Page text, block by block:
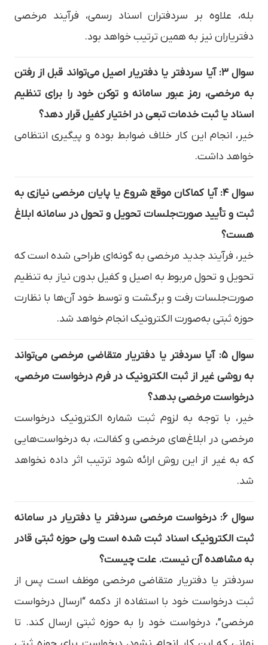
بله، علاوه بر سردفتران اسناد رسمی، فرآیند مرخصی
دفتریاران نیز به همین ترتیب خواهد بود.
سوال ۳: آیا سردفتر یا دفتریار اصیل می‌تواند قبل از رفتن
به مرخصی، رمز عبور سامانه و توکن خود را برای تنظیم
اسناد یا ثبت خدمات تبعی در اختیار کفیل قرار دهد؟
خیر، انجام این کار خلاف ضوابط بوده و پیگیری انتظامی
خواهد داشت.
سوال ۴: آیا کماکان موقع شروع یا پایان مرخصی نیازی به
ثبت و تأیید صورت‌جلسات تحویل و تحول در سامانه ابلاغ
هست؟
خیر، فرآیند جدید مرخصی به گونه‌ای طراحی شده است که
تحویل و تحول مربوط به اصیل و کفیل بدون نیاز به تنظیم
صورت‌جلسات رفت و برگشت و توسط خود آن‌ها با نظارت
حوزه ثبتی به‌صورت الکترونیک انجام خواهد شد.
سوال ۵: آیا سردفتر یا دفتریار متقاضی مرخصی می‌تواند
به روشی غیر از ثبت الکترونیک در فرم درخواست مرخصی،
درخواست مرخصی بدهد؟
خیر، با توجه به لزوم ثبت شماره الکترونیک درخواست
مرخصی در ابلاغ‌های مرخصی و کفالت، به درخواست‌هایی
که به غیر از این روش ارائه شود ترتیب اثر داده نخواهد
شد.
سوال ۶: درخواست مرخصی سردفتر یا دفتریار در سامانه
ثبت الکترونیک اسناد ثبت شده است ولی حوزه ثبتی قادر
به مشاهده آن نیست. علت چیست؟
سردفتر یا دفتریار متقاضی مرخصی موظف است پس از
ثبت درخواست خود با استفاده از دکمه “ارسال درخواست
مرخصی”، درخواست خود را به حوزه ثبتی ارسال کند. تا